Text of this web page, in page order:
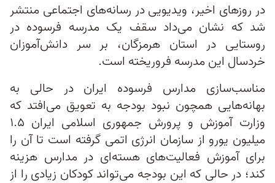
در روزهای اخیر، ویدیویی در رسانه‌های اجتماعی منتشر
شد که نشان می‌داد سقف یک مدرسه فرسوده در
روستایی در استان هرمزگان، بر سر دانش‌‌آموزان
خردسال این مدرسه فروریخته است.
مناسب‌سازی مدارس فرسوده ایران در حالی به
بهانه‌هایی همچون نبود بودجه به تعویق می‌افتد که
وزارت آموزش‌ و پرورش جمهوری اسلامی ایران ۱.۵
میلیون یورو از سازمان انرژی اتمی گرفته است تا آن را
برای آموزش فعالیت‌های هسته‌ای در مدارس هزینه
کند؛ در حالی‌ که این بودجه می‌تواند کودکان زیادی را از